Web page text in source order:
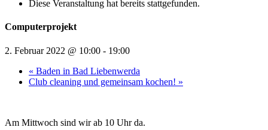
Diese Veranstaltung hat bereits stattgefunden.
Computerprojekt
2. Februar 2022 @ 10:00 - 19:00
« Baden in Bad Liebenwerda
Club cleaning und gemeinsam kochen! »
Am Mittwoch sind wir ab 10 Uhr da.